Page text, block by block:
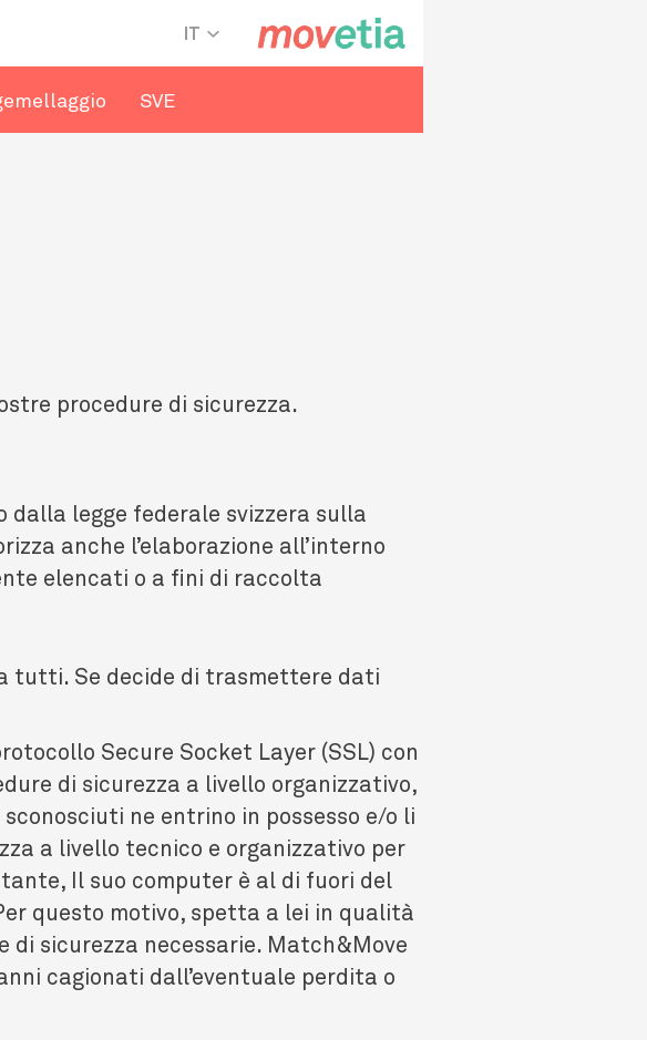
IT
SVE
procedure di sicurezza.
legge federale svizzera sulla
anche l’elaborazione all’interno
elencati o a fini di raccolta
tutti. Se decide di trasmettere dati
Secure Socket Layer (SSL) con
di sicurezza a livello organizzativo,
ne entrino in possesso e/o li
a livello tecnico e organizzativo per
Il suo computer è al di fuori del
questo motivo, spetta a lei in qualità
sicurezza necessarie. Match&Move
cagionati dall’eventuale perdita o